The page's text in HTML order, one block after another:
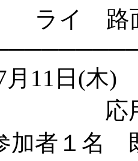
ライ 路
11日(木)
応
加者１名